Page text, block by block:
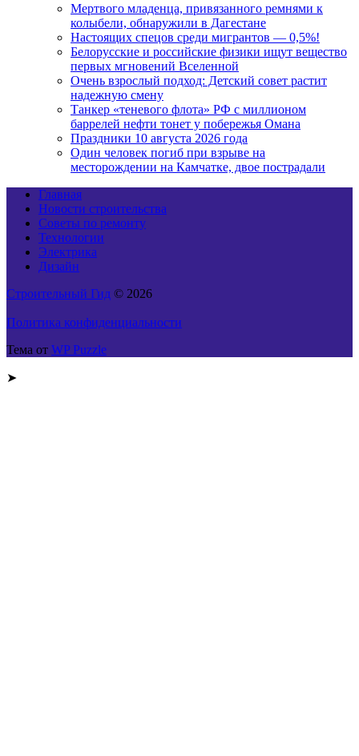
Мертвого младенца, привязанного ремнями к
колыбели, обнаружили в Дагестане
Настоящих спецов среди мигрантов — 0,5%!
Белорусские и российские физики ищут вещество
первых мгновений Вселенной
Очень взрослый подход: Детский совет растит
надежную смену
Танкер «теневого флота» РФ с миллионом
баррелей нефти тонет у побережья Омана
Праздники 10 августа 2026 года
Один человек погиб при взрыве на
месторождении на Камчатке, двое пострадали
Главная
Новости строительства
Советы по ремонту
Технологии
Электрика
Дизайн
Строительный Гид © 2026
Политика конфиденциальности
Тема от WP Puzzle
➤